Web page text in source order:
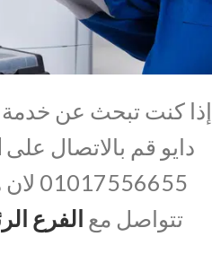
إذا كنت تبحث عن خدمة
دايو قم بالاتصال على
تتواصل مع الفرع